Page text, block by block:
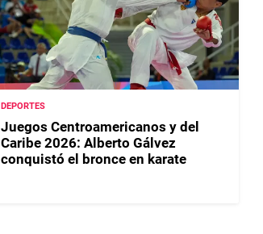
DEPORTES
Juegos Centroamericanos y del
Caribe 2026: Alberto Gálvez
conquistó el bronce en karate